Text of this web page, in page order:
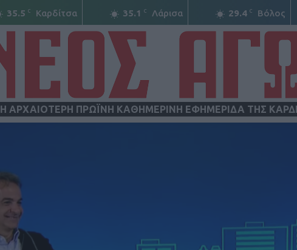
35.5 C Καρδίτσα 35.1 C Λάρισα 29.4 C Βόλος
Η ΑΡΧΑΙΟΤΕΡΗ ΠΡΩΪΝΗ ΚΑΘΗΜΕΡΙΝΗ ΕΦΗΜΕΡΙΔΑ ΤΗΣ